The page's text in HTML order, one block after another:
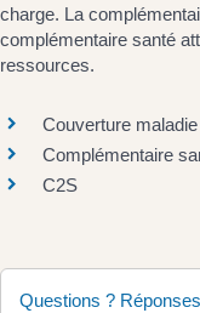
charge. La
complémentaire santé
ressources.
Couverture
Complémentaire
C2S
Questions ?